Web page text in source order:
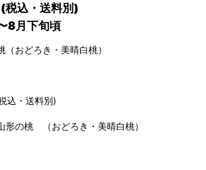
込・送料別)
8月下旬頃
どろき・美晴白桃）
・送料別)
の桃 （おどろき・美晴白桃）